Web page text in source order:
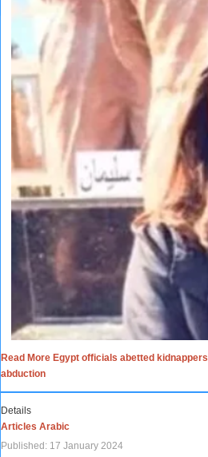
Read More Egypt officials abetted
abduction
Details
Articles Arabic
Published: 17 January 2024